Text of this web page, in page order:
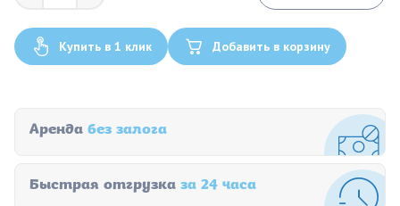
Купить в 1 клик Добавить в корзину
Аренда без залога
Быстрая отгрузка за 24 часа